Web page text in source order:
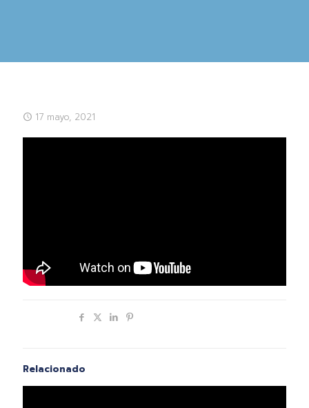
17 mayo, 2021
Relacionado